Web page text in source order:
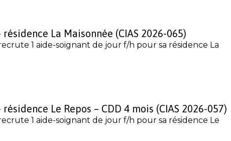
La Maisonnée (CIAS 2026-065)
1 aide-soignant de jour f/h pour sa résidence La
Le Repos – CDD 4 mois (CIAS 2026-057)
1 aide-soignant de jour f/h pour sa résidence Le